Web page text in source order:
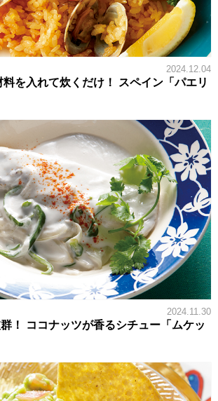
2024.12.04
を入れて炊くだけ！ スペイン「パエリ
2024.11.30
！ ココナッツが香るシチュー「ムケッ